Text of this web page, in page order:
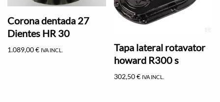
Corona dentada 27
Dientes HR 30
1.089,00€ IVA INCL.
Tapa lateral rotavator
howard R300 s
302,50€ IVA INCL.